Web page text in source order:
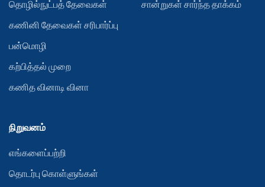
தொழில்நுட்பத் தேவைகள்
கணினி தேவைகள் சரிபார்ப்பு
பன்மொழி
கற்பித்தல் முறை
கணித வினாடி வினா
சான்றுகள் சார்ந்த தாக்கம்
நிறுவனம்
எங்களைப்பற்றி
தொடர்பு கொள்ளுங்கள்